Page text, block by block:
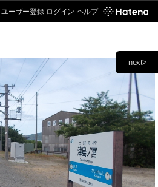
ユーザー登録 ログイン ヘルプ
next>